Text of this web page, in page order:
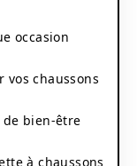
occasion
vos chaussons
de bien-être
à chaussons